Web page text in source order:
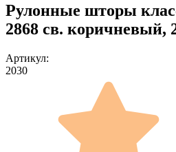
Рулонные шторы
2868 св. коричневый,
Артикул:
2030